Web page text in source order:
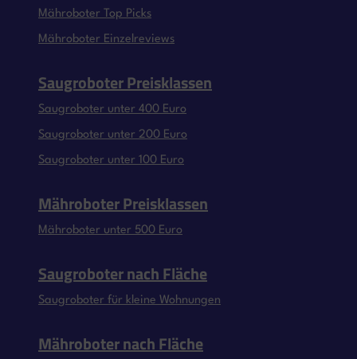
Mähroboter Top Picks
Mähroboter Einzelreviews
Saugroboter Preisklassen
Saugroboter unter 400 Euro
Saugroboter unter 200 Euro
Saugroboter unter 100 Euro
Mähroboter Preisklassen
Mähroboter unter 500 Euro
Saugroboter nach Fläche
Saugroboter für kleine Wohnungen
Mähroboter nach Fläche